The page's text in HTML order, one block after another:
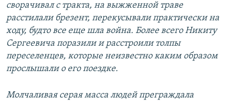
сворачивал с тракта, на выжженной траве
расстилали брезент, перекусывали практически на
ходу, будто все еще шла война. Более всего Никиту
Сергеевича поразили и расстроили толпы
переселенцев, которые неизвестно каким образом
прослышали о его поездке.
Молчаливая серая масса людей преграждала